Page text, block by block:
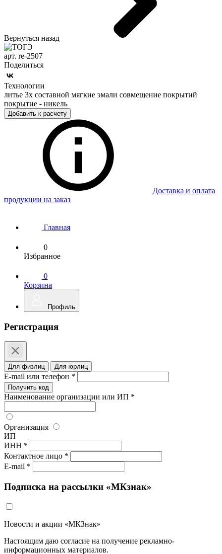
Вернуться назад
арт. re-2507
Поделиться
Технологии
литье 3х составной мягкие эмали совмещение покрытий
покрытие - никель
Добавить к расчету
Доставка и оплата
продукции на заказ
Главная
0
Избранное
0
Корзина
Профиль
Регистрация
Для физлиц Для юрлиц
E-mail или телефон *
Получить код
Наименование организации или ИП *
Организация
ИП
ИНН *
Контактное лицо *
E-mail *
Подписка на рассылки «МКзнак»
Новости и акции «МКЗнак»
Настоящим даю согласие на получение рекламно-
информационных материалов.